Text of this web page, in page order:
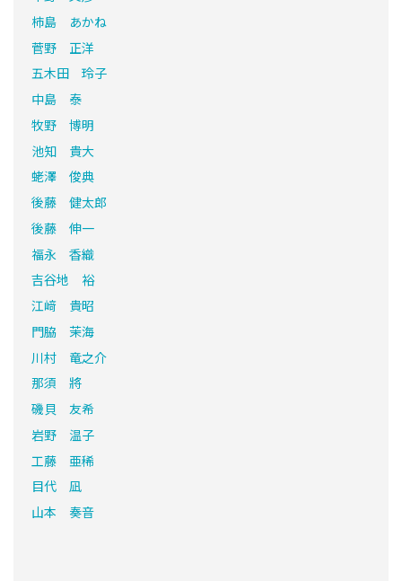
柿島 あかね
菅野 正洋
五木田 玲子
中島 泰
牧野 博明
池知 貴大
蛯澤 俊典
後藤 健太郎
後藤 伸一
福永 香織
吉谷地 裕
江﨑 貴昭
門脇 茉海
川村 竜之介
那須 將
磯貝 友希
岩野 温子
工藤 亜稀
目代 凪
山本 奏音